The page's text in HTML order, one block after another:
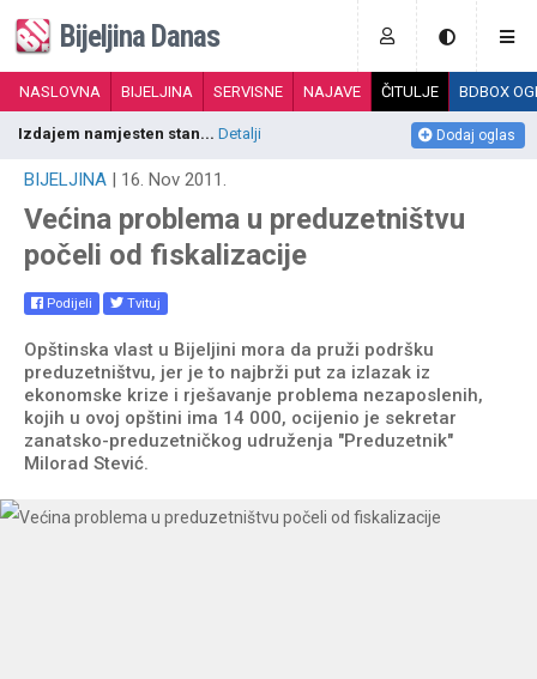
Bijeljina Danas
NASLOVNA BIJELJINA SERVISNE NAJAVE ČITULJE BDBOX
Dodaj oglas
Izdajem namjesten stan... Detalji
BIJELJINA | 16. Nov 2011.
Većina problema u preduzetništvu
počeli od fiskalizacije
Podijeli Tvituj
Opštinska vlast u Bijeljini mora da pruži podršku
preduzetništvu, jer je to najbrži put za izlazak iz
ekonomske krize i rješavanje problema nezaposlenih,
kojih u ovoj opštini ima 14 000, ocijenio je sekretar
zanatsko-preduzetničkog udruženja "Preduzetnik"
Milorad Stević.